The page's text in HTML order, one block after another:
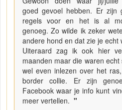
goed gevoel hebben. Er zijn
regels voor en het is al
genoeg. Zo wilde ik zeker
andere hond en dat zie je echt
Uiteraard zag ik ook hier
maanden maar die waren
wel even inlezen over het
border collie. Er zijn
Facebook waar je info kunt
meer vertellen. "